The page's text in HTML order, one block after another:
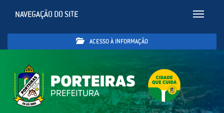
Toggle
NAVEGAÇÃO DO SITE
ACESSO À INFORMAÇÃO